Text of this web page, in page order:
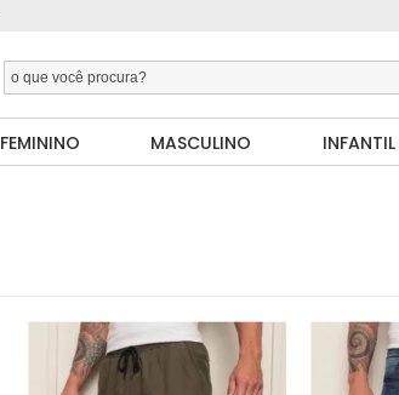
FEMININO MASCULINO INFANTIL